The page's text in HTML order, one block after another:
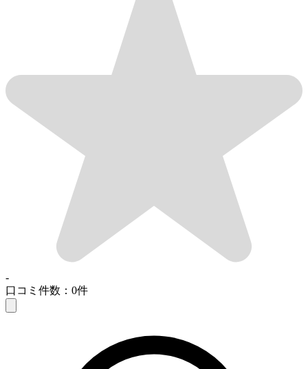
-
口コミ件数：0件